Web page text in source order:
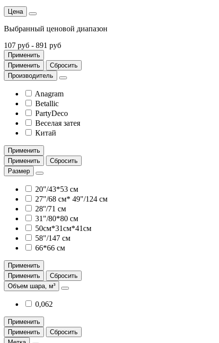
Цена
Выбранный ценовой диапазон
107 руб - 891 руб
Применить
Применить
Сбросить
Производитель
Anagram
Betallic
PartyDeco
Веселая затея
Китай
Применить
Применить
Сбросить
Размер
20"/43*53 см
27"/68 см* 49"/124 см
28''/71 см
31"/80*80 см
50см*31см*41см
58"/147 см
66*66 см
Применить
Применить
Сбросить
Объем шара, м³
0,062
Применить
Применить
Сбросить